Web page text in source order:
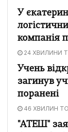
У
компанія
24 ХВИЛИНИ
Учень
загинув
поранені
46 ХВИЛИН
"АТЕШ"